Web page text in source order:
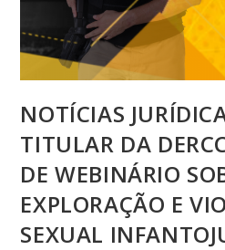
NOTÍCIAS
TITULAR DA
DE WEBINÁRIO
EXPLORAÇÃO E
SEXUAL